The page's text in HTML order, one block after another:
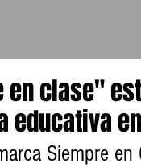
en clase"
educativa
Siempre